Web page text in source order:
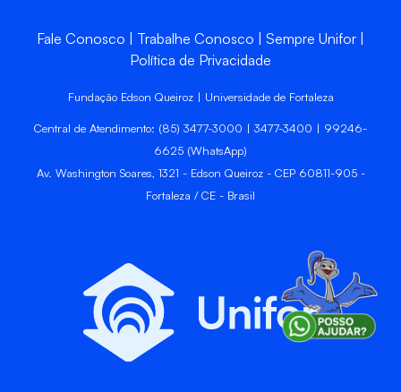
Fale Conosco Trabalhe Conosco
Sempre Unifor
Política de Privacidade
Fundação Edson Queiroz | Universidade de Fortaleza
Central de Atendimento: (85) 3477-3000 | 3477-3400 | 99246-
6625 (WhatsApp)
Av. Washington Soares, 1321 - Edson Queiroz - CEP 60811-905 -
Fortaleza / CE - Brasil